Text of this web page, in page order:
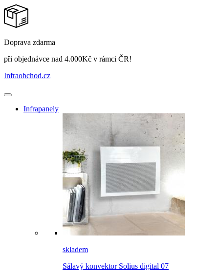
Doprava zdarma
při objednávce nad 4.000Kč v rámci ČR!
Infraobchod.cz
Infrapanely
skladem
Sálavý konvektor Solius digital 07